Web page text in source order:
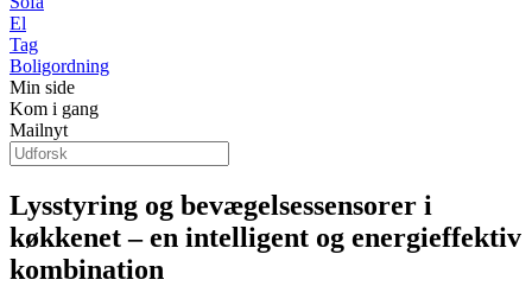
El
Tag
Boligordning
Min side
Kom i gang
Mailnyt
Lysstyring og bevægelsessensorer i
køkkenet – en intelligent og energieffektiv
kombination